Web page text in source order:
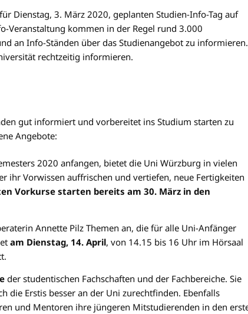
Dienstag, 3. März 2020, geplanten Studien-Info-Tag auf
Veranstaltung kommen in der Regel rund 3.000
an Info-Ständen über das Studienangebot zu informieren.
rechtzeitig informieren.
gut informiert und vorbereitet ins Studium starten zu
Angebote:
2020 anfangen, bietet die Uni Würzburg in vielen
ihr Vorwissen auffrischen und vertiefen, neue Fertigkeiten
Vorkurse starten bereits am 30. März in den
Annette Pilz Themen an, die für alle Uni-Anfänger
am Dienstag, 14. April, von 14.15 bis 16 Uhr im Hörsaal
der studentischen Fachschaften und der Fachbereiche. Sie
die Erstis besser an der Uni zurechtfinden. Ebenfalls
und Mentoren ihre jüngeren Mitstudierenden in den